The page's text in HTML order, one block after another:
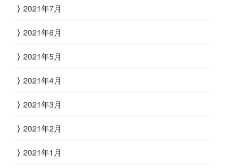
2021年7月
2021年6月
2021年5月
2021年4月
2021年3月
2021年2月
2021年1月